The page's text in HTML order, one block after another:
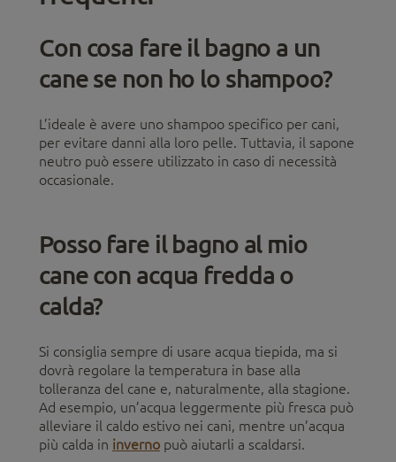
Con cosa fare il bagno a un
cane se non ho lo shampoo?
L’ideale è avere uno shampoo specifico per cani,
per evitare danni alla loro pelle. Tuttavia, il sapone
neutro può essere utilizzato in caso di necessità
occasionale.
Posso fare il bagno al mio
cane con acqua fredda o
calda?
Si consiglia sempre di usare acqua tiepida, ma si
dovrà regolare la temperatura in base alla
tolleranza del cane e, naturalmente, alla stagione.
Ad esempio, un’acqua leggermente più fresca può
alleviare il caldo estivo nei cani, mentre un’acqua
più calda in inverno può aiutarli a scaldarsi.